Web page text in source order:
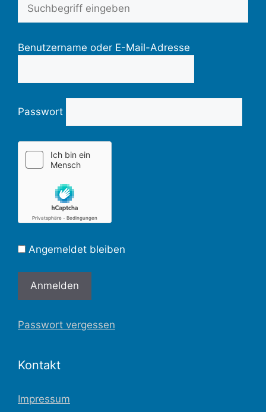
Benutzername oder E-Mail-Adresse
Passwort
Angemeldet bleiben
Passwort vergessen
Kontakt
Impressum